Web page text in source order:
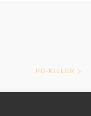
PO-KILLER